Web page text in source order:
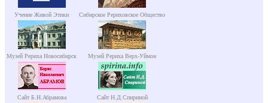
Учение Живой Этики Сибирское Рериховское Общество
Музей Рериха Новосибирск Музей Рериха Верх-Уймон
Сайт Б.Н.Абрамова Сайт Н.Д.Спириной